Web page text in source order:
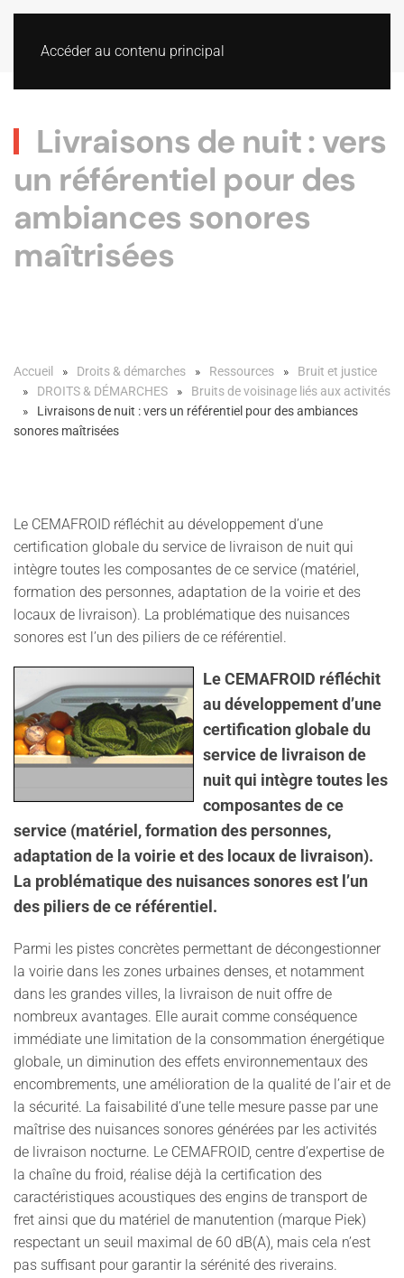
Accéder au contenu principal
Livraisons de nuit : vers
un référentiel pour des
ambiances sonores
maîtrisées
Accueil Droits & démarches Ressources
Bruit et justice
DROITS & DÉMARCHES
Bruits de voisinage liés aux activités
Livraisons de nuit : vers un référentiel pour des ambiances
sonores maîtrisées
Le CEMAFROID réfléchit au développement d’une
certification globale du service de livraison de nuit qui
intègre toutes les composantes de ce service (matériel,
formation des personnes, adaptation de la voirie et des
locaux de livraison). La problématique des nuisances
sonores est l’un des piliers de ce référentiel.
Le CEMAFROID réfléchit
au développement d’une
certification globale du
service de livraison de
nuit qui intègre toutes les
composantes de ce
service (matériel, formation des personnes,
adaptation de la voirie et des locaux de livraison).
La problématique des nuisances sonores est l’un
des piliers de ce référentiel.
Parmi les pistes concrètes permettant de décongestionner
la voirie dans les zones urbaines denses, et notamment
dans les grandes villes, la livraison de nuit offre de
nombreux avantages. Elle aurait comme conséquence
immédiate une limitation de la consommation énergétique
globale, un diminution des effets environnementaux des
encombrements, une amélioration de la qualité de l’air et de
la sécurité. La faisabilité d’une telle mesure passe par une
maîtrise des nuisances sonores générées par les activités
de livraison nocturne. Le CEMAFROID, centre d’expertise de
la chaîne du froid, réalise déjà la certification des
caractéristiques acoustiques des engins de transport de
fret ainsi que du matériel de manutention (marque Piek)
respectant un seuil maximal de 60 dB(A), mais cela n’est
pas suffisant pour garantir la sérénité des riverains.